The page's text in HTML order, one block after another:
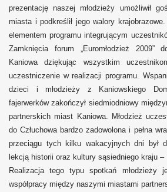
prezentację naszej młodzieży umożliwił
miasta i podkreślił jego walory
elementem programu integrującym
Zamknięcia forum „Euromłodzież 2009”
Kaniowa dziękując wszystkim
uczestniczenie w realizacji programu.
dzieci i młodzieży z Kaniowskiego
fajerwerków zakończył siedmiodniowy
partnerskich miast Kaniowa. Młodzież
do Człuchowa bardzo zadowolona i pełna
przeciągu tych kilku wakacyjnych dni był
lekcją historii oraz kultury sąsiedniego kraju –
Realizacja tego typu spotkań młodzieży
współpracy między naszymi miastami